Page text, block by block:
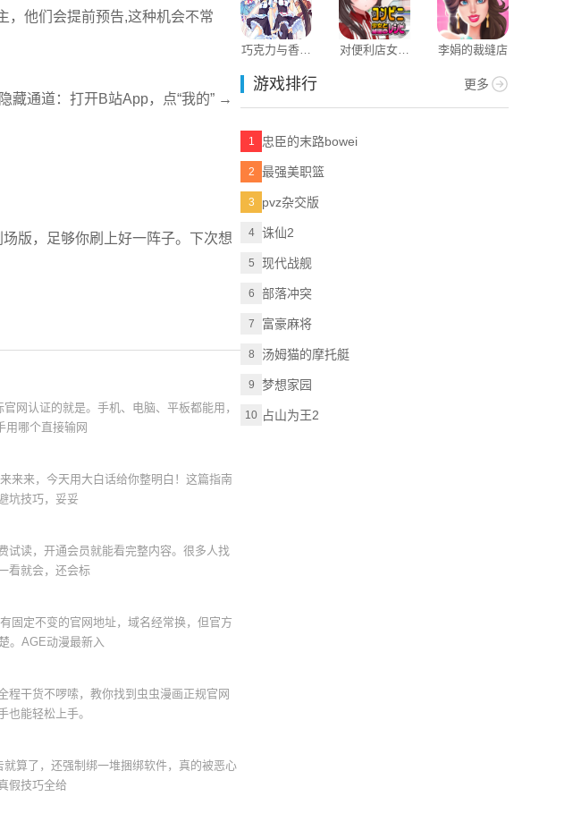
，他们会提前预告,这种机会不常
藏通道：打开B站App，点“我的” →
版，足够你刷上好一阵子。下次想
网认证的就是。手机、电脑、平板都能用，
用哪个直接输网
来来，今天用大白话给你整明白！这篇指南
坑技巧，妥妥
试读，开通会员就能看完整内容。很多人找
看就会，还会标
固定不变的官网地址，域名经常换，但官方
。AGE动漫最新入
程干货不啰嗦，教你找到虫虫漫画正规官网
能轻松上手。
算了，还强制绑一堆捆绑软件，真的被恶心
假技巧全给
巧克力与香子
对便利店女孩
李娟的裁缝店
游戏排行 更多
1 忠臣的末路bowei
2 最强美职篮
3 pvz杂交版
4 诛仙2
5 现代战舰
6 部落冲突
7 富豪麻将
8 汤姆猫的摩托艇
9 梦想家园
10 占山为王2